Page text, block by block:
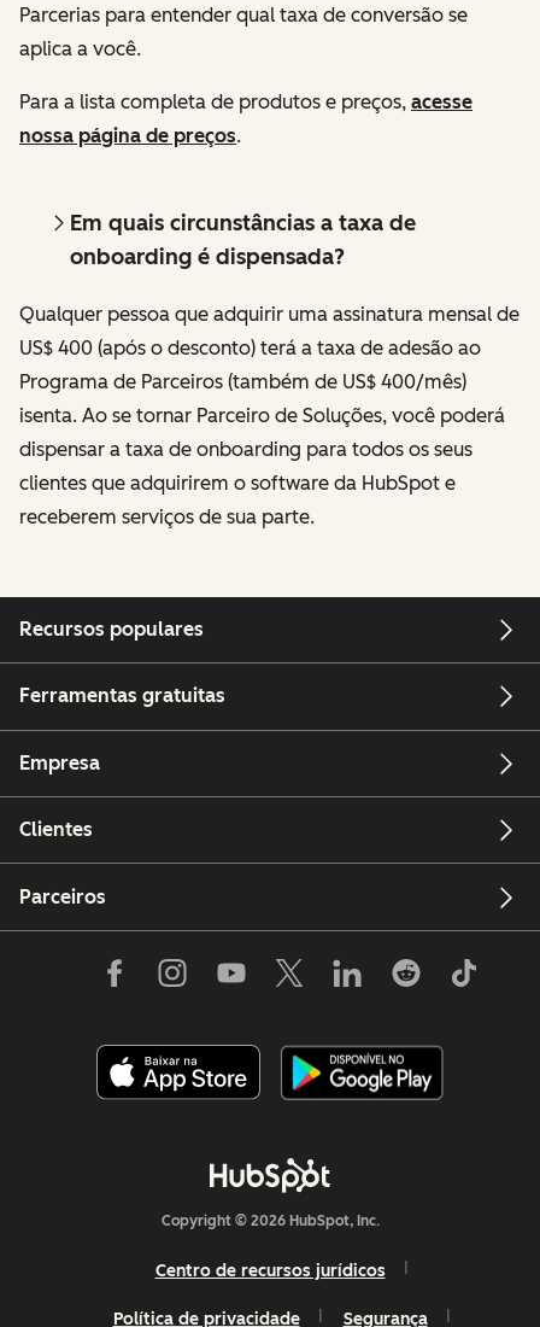
Parcerias para entender qual taxa de conversão se
aplica a você.
Para a lista completa de produtos e preços, acesse
nossa página de preços.
Em quais circunstâncias a taxa de
onboarding é dispensada?
Qualquer pessoa que adquirir uma assinatura mensal de
US$ 400 (após o desconto) terá a taxa de adesão ao
Programa de Parceiros (também de US$ 400/mês)
isenta. Ao se tornar Parceiro de Soluções, você poderá
dispensar a taxa de onboarding para todos os seus
clientes que adquirirem o software da HubSpot e
receberem serviços de sua parte.
Recursos populares
Ferramentas gratuitas
Empresa
Clientes
Parceiros
Copyright © 2026 HubSpot, Inc.
Centro de recursos jurídicos
Política de privacidade Segurança